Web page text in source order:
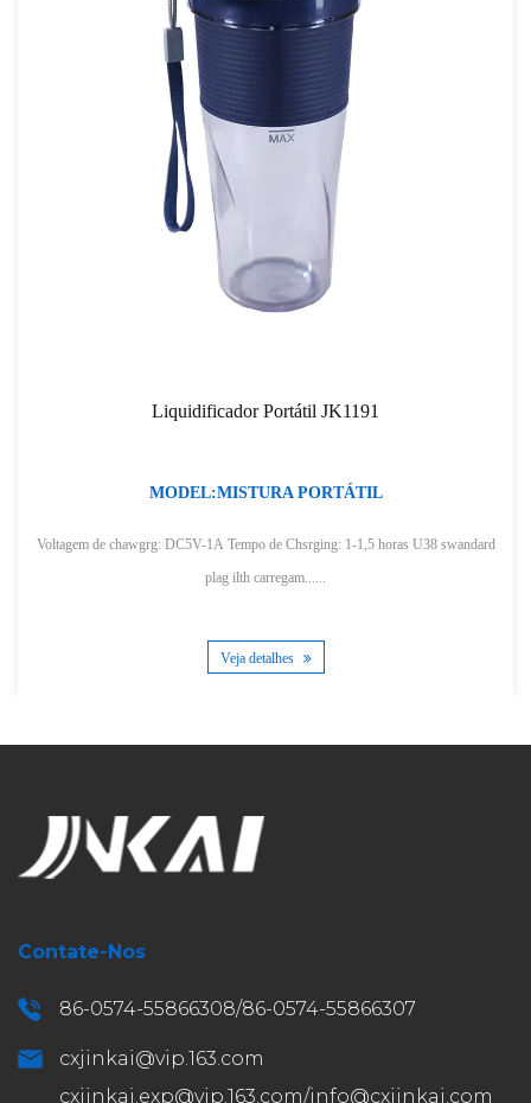
Liquidificador Portátil JK1191
MODEL:MISTURA PORTÁTIL
DC5V-1A Tempo de Chsrging: 1-1,5 horas U38 swandard
plag ilth carregam......
Veja detalhes
Contate-Nos
86-0574-55866308/86-0574-55866307
cxjinkai@vip.163.com
cxjinkai.exp@vip.163.com/info@cxjinkai.com